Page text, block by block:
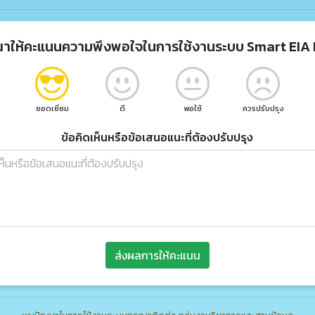
ให้คะแนนความพึงพอใจในการใช้งานระบบ Smart EIA
ยอดเยี่ยม ดี พอใช้ ควรปรับปรุง
ข้อคิดเห็นหรือข้อเสนอแนะที่ต้องปรับปรุง
ส่งผลการให้คะแนน